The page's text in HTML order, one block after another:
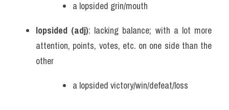
Vocabulary
a lopsided grin/mouth
lopsided (adj): lacking balance; with a lot more
attention, points, votes, etc. on one side than the
other
a lopsided victory/win/defeat/loss